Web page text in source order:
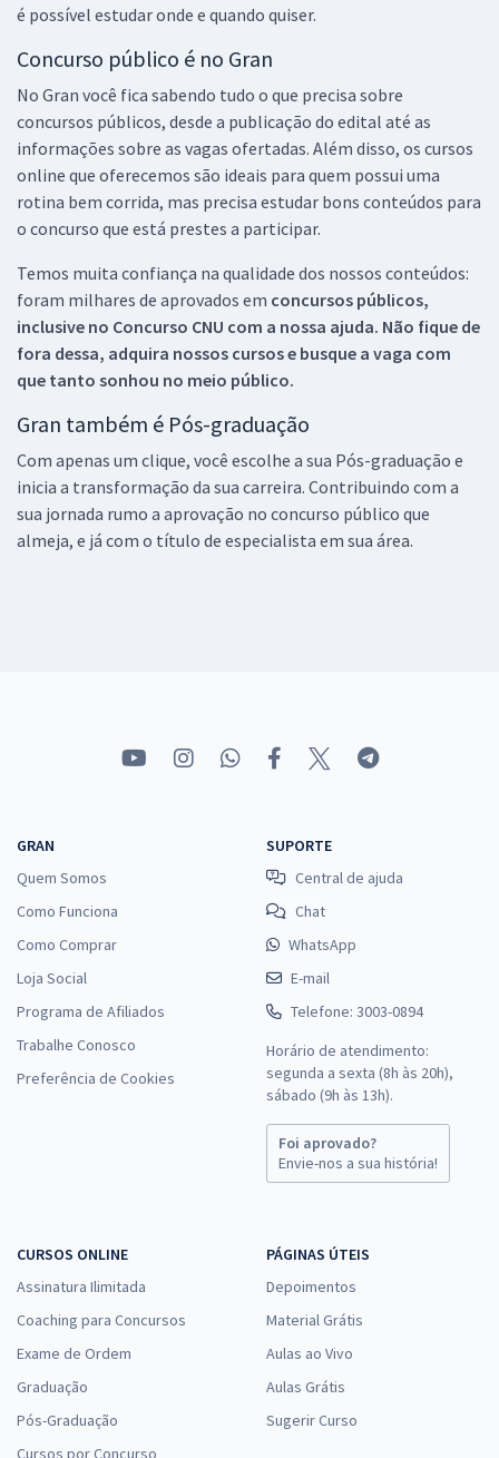
é possível estudar onde e quando quiser.
Concurso público é no Gran
No Gran você fica sabendo tudo o que precisa sobre
concursos públicos, desde a publicação do edital até as
informações sobre as vagas ofertadas. Além disso, os cursos
online que oferecemos são ideais para quem possui uma
rotina bem corrida, mas precisa estudar bons conteúdos para
o concurso que está prestes a participar.
Temos muita confiança na qualidade dos nossos conteúdos:
foram milhares de aprovados em concursos públicos,
inclusive no Concurso CNU com a nossa ajuda. Não fique de
fora dessa, adquira nossos cursos e busque a vaga com
que tanto sonhou no meio público.
Gran também é Pós-graduação
Com apenas um clique, você escolhe a sua Pós-graduação e
inicia a transformação da sua carreira. Contribuindo com a
sua jornada rumo a aprovação no concurso público que
almeja, e já com o título de especialista em sua área.
GRAN
Quem Somos
Como Funciona
Como Comprar
Loja Social
Programa de Afiliados
Trabalhe Conosco
Preferência de Cookies
SUPORTE
Central de ajuda
Chat
WhatsApp
E-mail
Telefone: 3003-0894
Horário de atendimento:
segunda a sexta (8h às 20h),
sábado (9h às 13h).
Foi aprovado?
Envie-nos a sua história!
CURSOS ONLINE
Assinatura Ilimitada
Coaching para Concursos
Exame de Ordem
Graduação
Pós-Graduação
Cursos por Concurso
PÁGINAS ÚTEIS
Depoimentos
Material Grátis
Aulas ao Vivo
Aulas Grátis
Sugerir Curso